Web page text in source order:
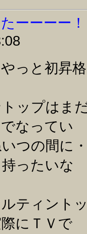
ーーーー
っと初昇
ップはま
なってい
つの間に
ったいな
ティント
にＴＶで